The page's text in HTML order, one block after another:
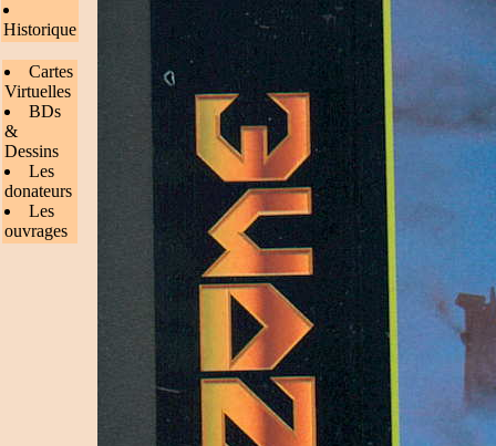
Historique
Cartes
Virtuelles
BDs
&
Dessins
Les
donateurs
Les
ouvrages